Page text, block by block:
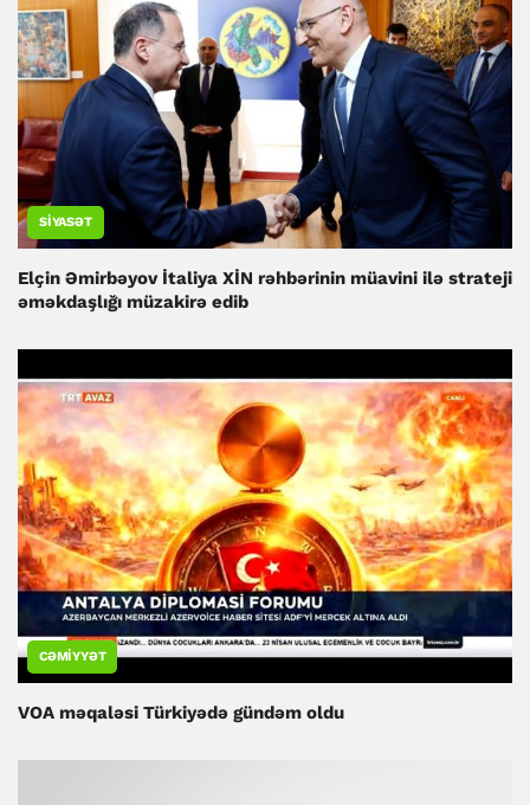
SIYASƏT
Elçin Əmirbəyov İtaliya XİN rəhbərinin müavini ilə strateji
əməkdaşlığı müzakirə edib
CƏMIYYƏT
VOA məqaləsi Türkiyədə gündəm oldu